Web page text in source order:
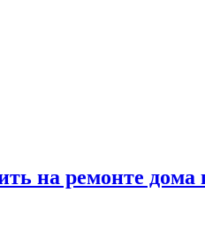
на ремонте